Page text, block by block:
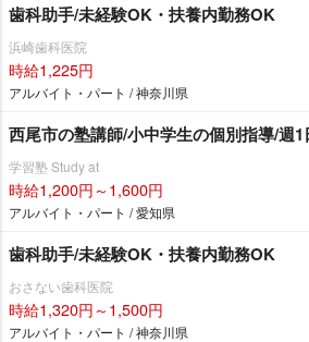
歯科助手/未経験OK・扶養内勤務OK
浜崎歯科医院
時給1,225円
アルバイト・パート / 神奈川県
西尾市の塾講師/小中学生の個別指導/週
学習塾 Study at
時給1,200円～1,600円
アルバイト・パート / 愛知県
歯科助手/未経験OK・扶養内勤務OK
おさない歯科医院
時給1,320円～1,500円
アルバイト・パート / 神奈川県